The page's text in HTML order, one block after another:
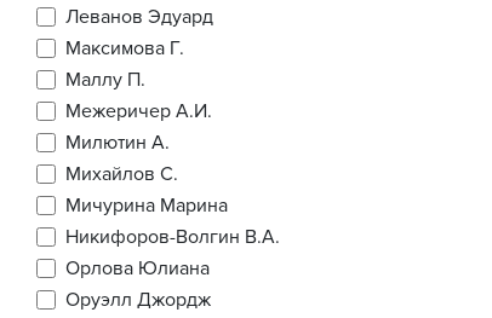
Леванов Эдуард
Максимова Г.
Маллу П.
Межеричер А.И.
Милютин А.
Михайлов С.
Мичурина Марина
Никифоров-Волгин В.А.
Орлова Юлиана
Оруэлл Джордж